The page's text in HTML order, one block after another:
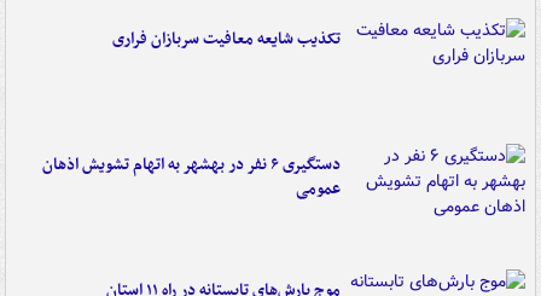
تکذیب شایعه معافیت سربازان فراری
دستگیری ۶ نفر در بهشهر به اتهام تشویش اذهان
عمومی
موج بارش‌های تابستانه در راه ۱۱ استان